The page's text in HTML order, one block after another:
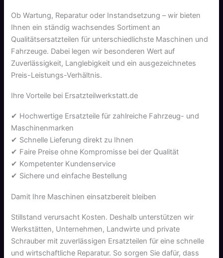
Ob Wartung, Reparatur oder Instandsetzung – wir bieten
Ihnen ein ständig wachsendes Sortiment an
Qualitätsersatzteilen für unterschiedlichste Maschinen und
Fahrzeuge. Dabei legen wir besonderen Wert auf
Zuverlässigkeit, Langlebigkeit und ein ausgezeichnetes
Preis-Leistungs-Verhältnis.
Ihre Vorteile bei Ersatzteilwerkstatt.de
✔ Hochwertige Ersatzteile für zahlreiche Fahrzeug- und
Maschinenmarken
✔ Schnelle Lieferung direkt zu Ihnen
✔ Faire Preise ohne Kompromisse bei der Qualität
✔ Kompetenter Kundenservice
✔ Sichere und einfache Bestellung
Damit Ihre Maschinen einsatzbereit bleiben
Stillstand verursacht Kosten. Deshalb unterstützen wir
Werkstätten, Unternehmen, Landwirte und private
Schrauber mit zuverlässigen Ersatzteilen für eine schnelle
und wirtschaftliche Reparatur. So sorgen Sie dafür, dass